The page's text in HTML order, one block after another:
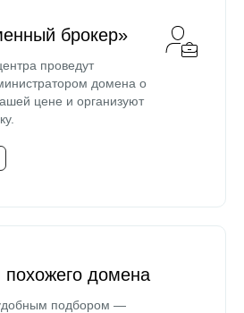
брокер»
проведут
домена о
цене и организуют
похожего домена
подбором —